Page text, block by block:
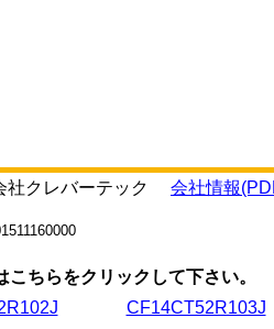
社クレバーテック 会社情報
ちらをクリックして下さい。
CF14CT52R103J